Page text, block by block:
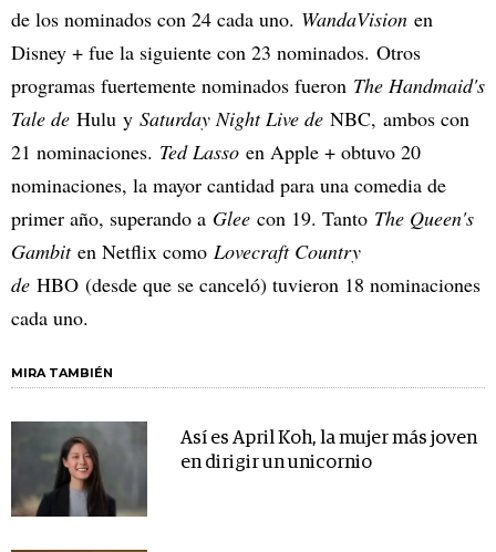
de los nominados con 24 cada uno. WandaVision en
Disney + fue la siguiente con 23 nominados. Otros
programas fuertemente nominados fueron The Handmaid's
Tale de Hulu y Saturday Night Live de NBC, ambos con
21 nominaciones. Ted Lasso en Apple + obtuvo 20
nominaciones, la mayor cantidad para una comedia de
primer año, superando a Glee con 19. Tanto The Queen's
Gambiten Netflix como Lovecraft Country
de HBO (desde que se canceló) tuvieron 18 nominaciones
cada uno.
MIRA TAMBIÉN
Así es April Koh, la mujer más joven
en dirigir un unicornio